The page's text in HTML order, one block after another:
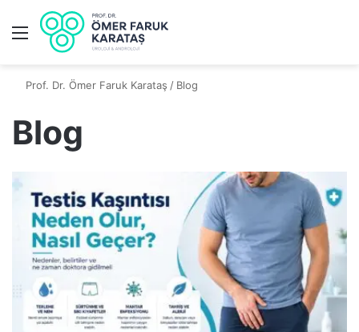
Prof. Dr. Ömer Faruk Karataş / Blog
Blog